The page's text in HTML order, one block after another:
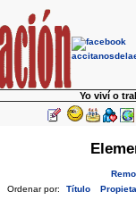
Yo viví o
Ordenar por:
Título